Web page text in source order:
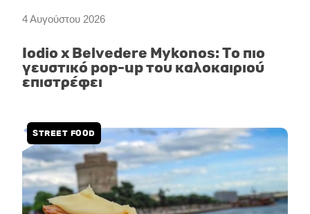
4 Αυγούστου 2026
Iodio x Belvedere Mykonos: Το πιο
γευστικό pop-up του καλοκαιριού
επιστρέφει
STREET FOOD